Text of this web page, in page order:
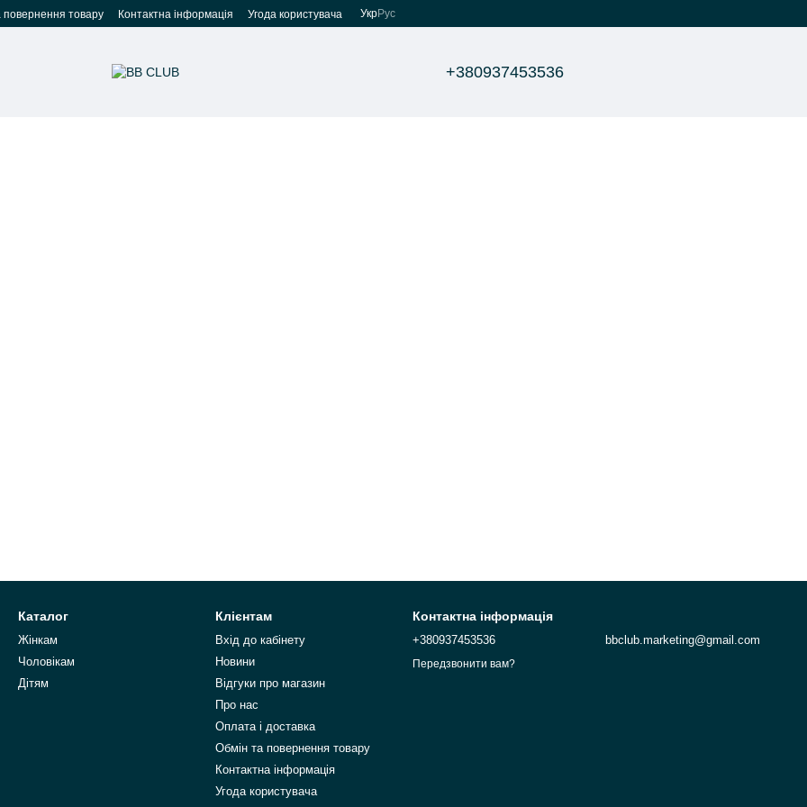
повернення товару Контактна інформація Угода користувача УкрРус
+380937453536
Каталог
Жінкам
Чоловікам
Дітям
Клієнтам
Вхід до кабінету
Новини
Відгуки про магазин
Про нас
Оплата і доставка
Обмін та повернення товару
Контактна інформація
Угода користувача
Контактна інформація
+380937453536
Передзвонити вам?
bbclub.marketing@gmail.com